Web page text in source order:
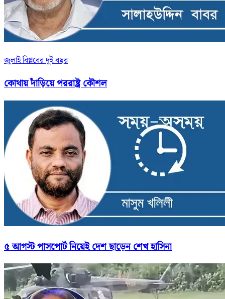
জুলাই বিপ্লবের দুই বছর
কোথায় দাঁড়িয়ে পররাষ্ট্র কৌশল
৫ আগস্ট পাসপোর্ট নিয়েই দেশ ছাড়েন শেখ হাসিনা